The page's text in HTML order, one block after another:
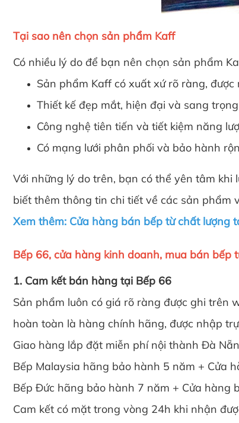
Tại sao nên chọn sản phẩm Kaff
Có nhiều lý do để bạn nên chọn sản phẩm
Sản phẩm Kaff có xuất xứ rõ ràng,
Thiết kế đẹp mắt, hiện đại và sang
Công nghệ tiên tiến và tiết kiệm năng
Có mạng lưới phân phối và bảo hành
Với những lý do trên, bạn có thể yên tâm
biết thêm thông tin chi tiết về các sản phẩm
Xem thêm: Cửa hàng bán bếp từ chất lượng
Bếp 66, cửa hàng kinh doanh, mua bán bếp
1. Cam kết bán hàng tại Bếp 66
Sản phẩm luôn có giá rõ ràng được ghi trên
hoàn toàn là hàng chính hãng, được nhập
Giao hàng lắp đặt miễn phí nội thành Đà
Bếp Malaysia hãng bảo hành 5 năm + Cửa
Bếp Đức hãng bảo hành 7 năm + Cửa hàng
Cam kết có mặt trong vòng 24h khi nhận